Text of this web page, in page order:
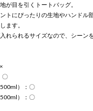
が目を引くトートバッグ。
トにぴったりの生地やハンドル
ます。
れられるサイズなので、シーン
〇
）：〇
）：〇